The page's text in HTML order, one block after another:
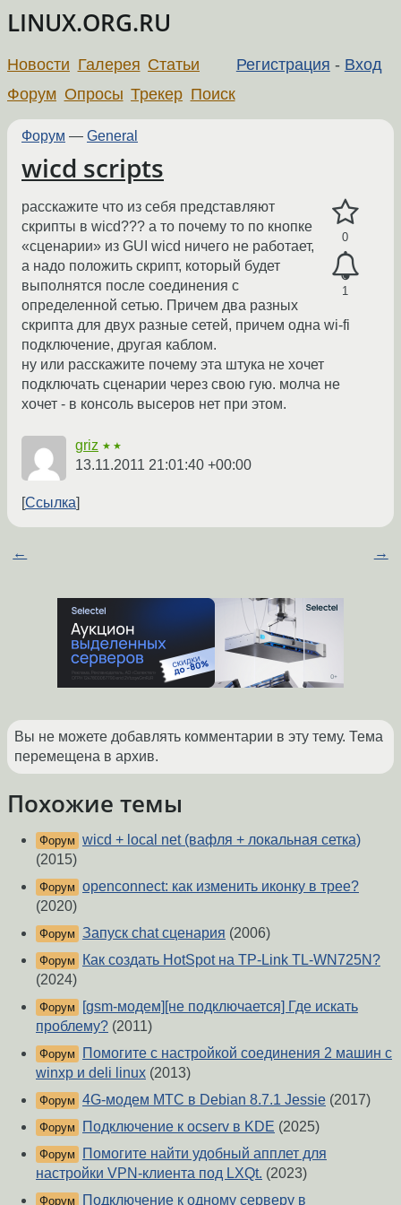
LINUX.ORG.RU
Регистрация - Вход
Новости Галерея Статьи
Форум Опросы Трекер Поиск
Форум — General
wicd scripts
0
1
расскажите что из себя представляют
скрипты в wicd??? а то почему то по кнопке
«сценарии» из GUI wicd ничего не работает,
а надо положить скрипт, который будет
выполнятся после соединения с
определенной сетью. Причем два разных
скрипта для двух разные сетей, причем одна wi-fi
подключение, другая каблом.
ну или расскажите почему эта штука не хочет
подключать сценарии через свою гую. молча не
хочет - в консоль высеров нет при этом.
griz ★★
13.11.2011 21:01:40 +00:00
Ссылка
← →
Вы не можете добавлять комментарии в эту тему. Тема
перемещена в архив.
Похожие темы
Форум wicd + local net (вафля + локальная сетка)
(2015)
Форум openconnect: как изменить иконку в трее?
(2020)
Форум Запуск chat сценария (2006)
Форум
Как создать HotSpot на TP-Link TL-WN725N?
(2024)
Форум
[gsm-модем][не подключается] Где искать
проблему? (2011)
Форум
Помогите с настройкой соединения 2 машин с
winxp и deli linux (2013)
Форум 4G-модем МТС в Debian 8.7.1 Jessie (2017)
Форум Подключение к ocserv в KDE (2025)
Форум
Помогите найти удобный апплет для
настройки VPN-клиента под LXQt. (2023)
Форум Подключение к одному серверу в